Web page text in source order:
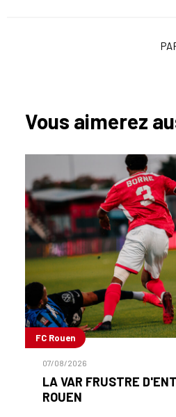
Vous aimerez
FC Rouen
07/08/2026
LA VAR FRUSTRE
ROUEN